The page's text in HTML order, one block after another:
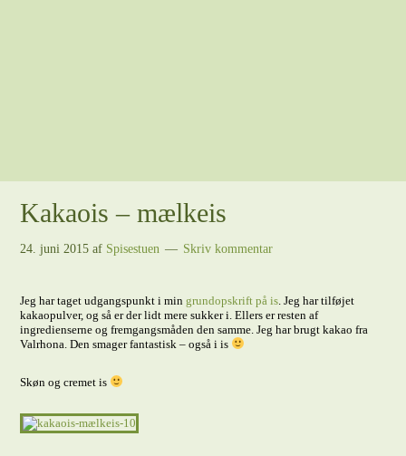
Kakaois – mælkeis
24. juni 2015 af Spisestuen Skriv kommentar
Jeg har taget udgangspunkt i mingrundopskrift på is. Jeg har tilføjet
kakaopulver, og så er der lidt mere sukker i. Ellers er resten af
ingredienserne og fremgangsmåden den samme. Jeg har brugt kakao fra
Valrhona. Den smager fantastisk – også i is
Skøn og cremet is